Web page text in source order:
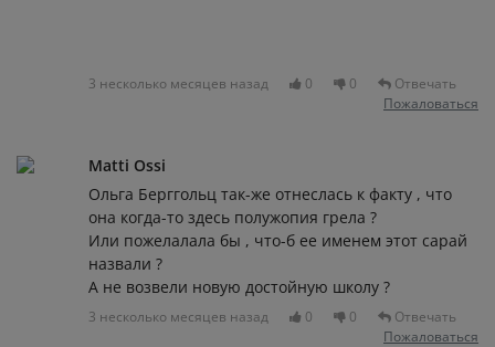
3 несколько месяцев назад 0 0
Отвечать
Пожаловаться
Matti Ossi
Ольга Берггольц так-же отнеслась к факту , что
она когда-то здесь полужопия грела ?
Или пожелалала бы , что-б ее именем этот сарай
назвали ?
А не возвели новую достойную школу ?
3 несколько месяцев назад 0 0
Отвечать
Пожаловаться